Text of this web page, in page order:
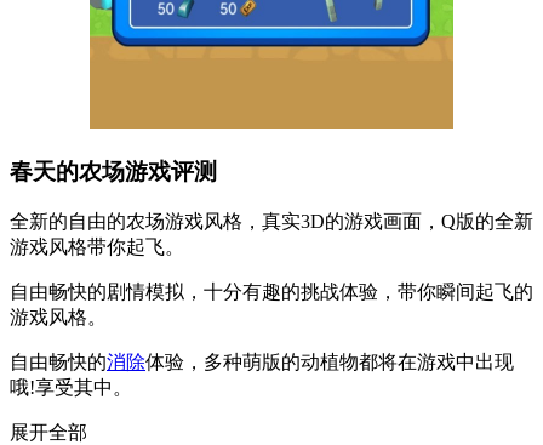
春天的农场游戏评测
全新的自由的农场游戏风格，真实3D的游戏画面，Q版的全新
游戏风格带你起飞。
自由畅快的剧情模拟，十分有趣的挑战体验，带你瞬间起飞的
游戏风格。
自由畅快的消除体验，多种萌版的动植物都将在游戏中出现
哦!享受其中。
展开全部